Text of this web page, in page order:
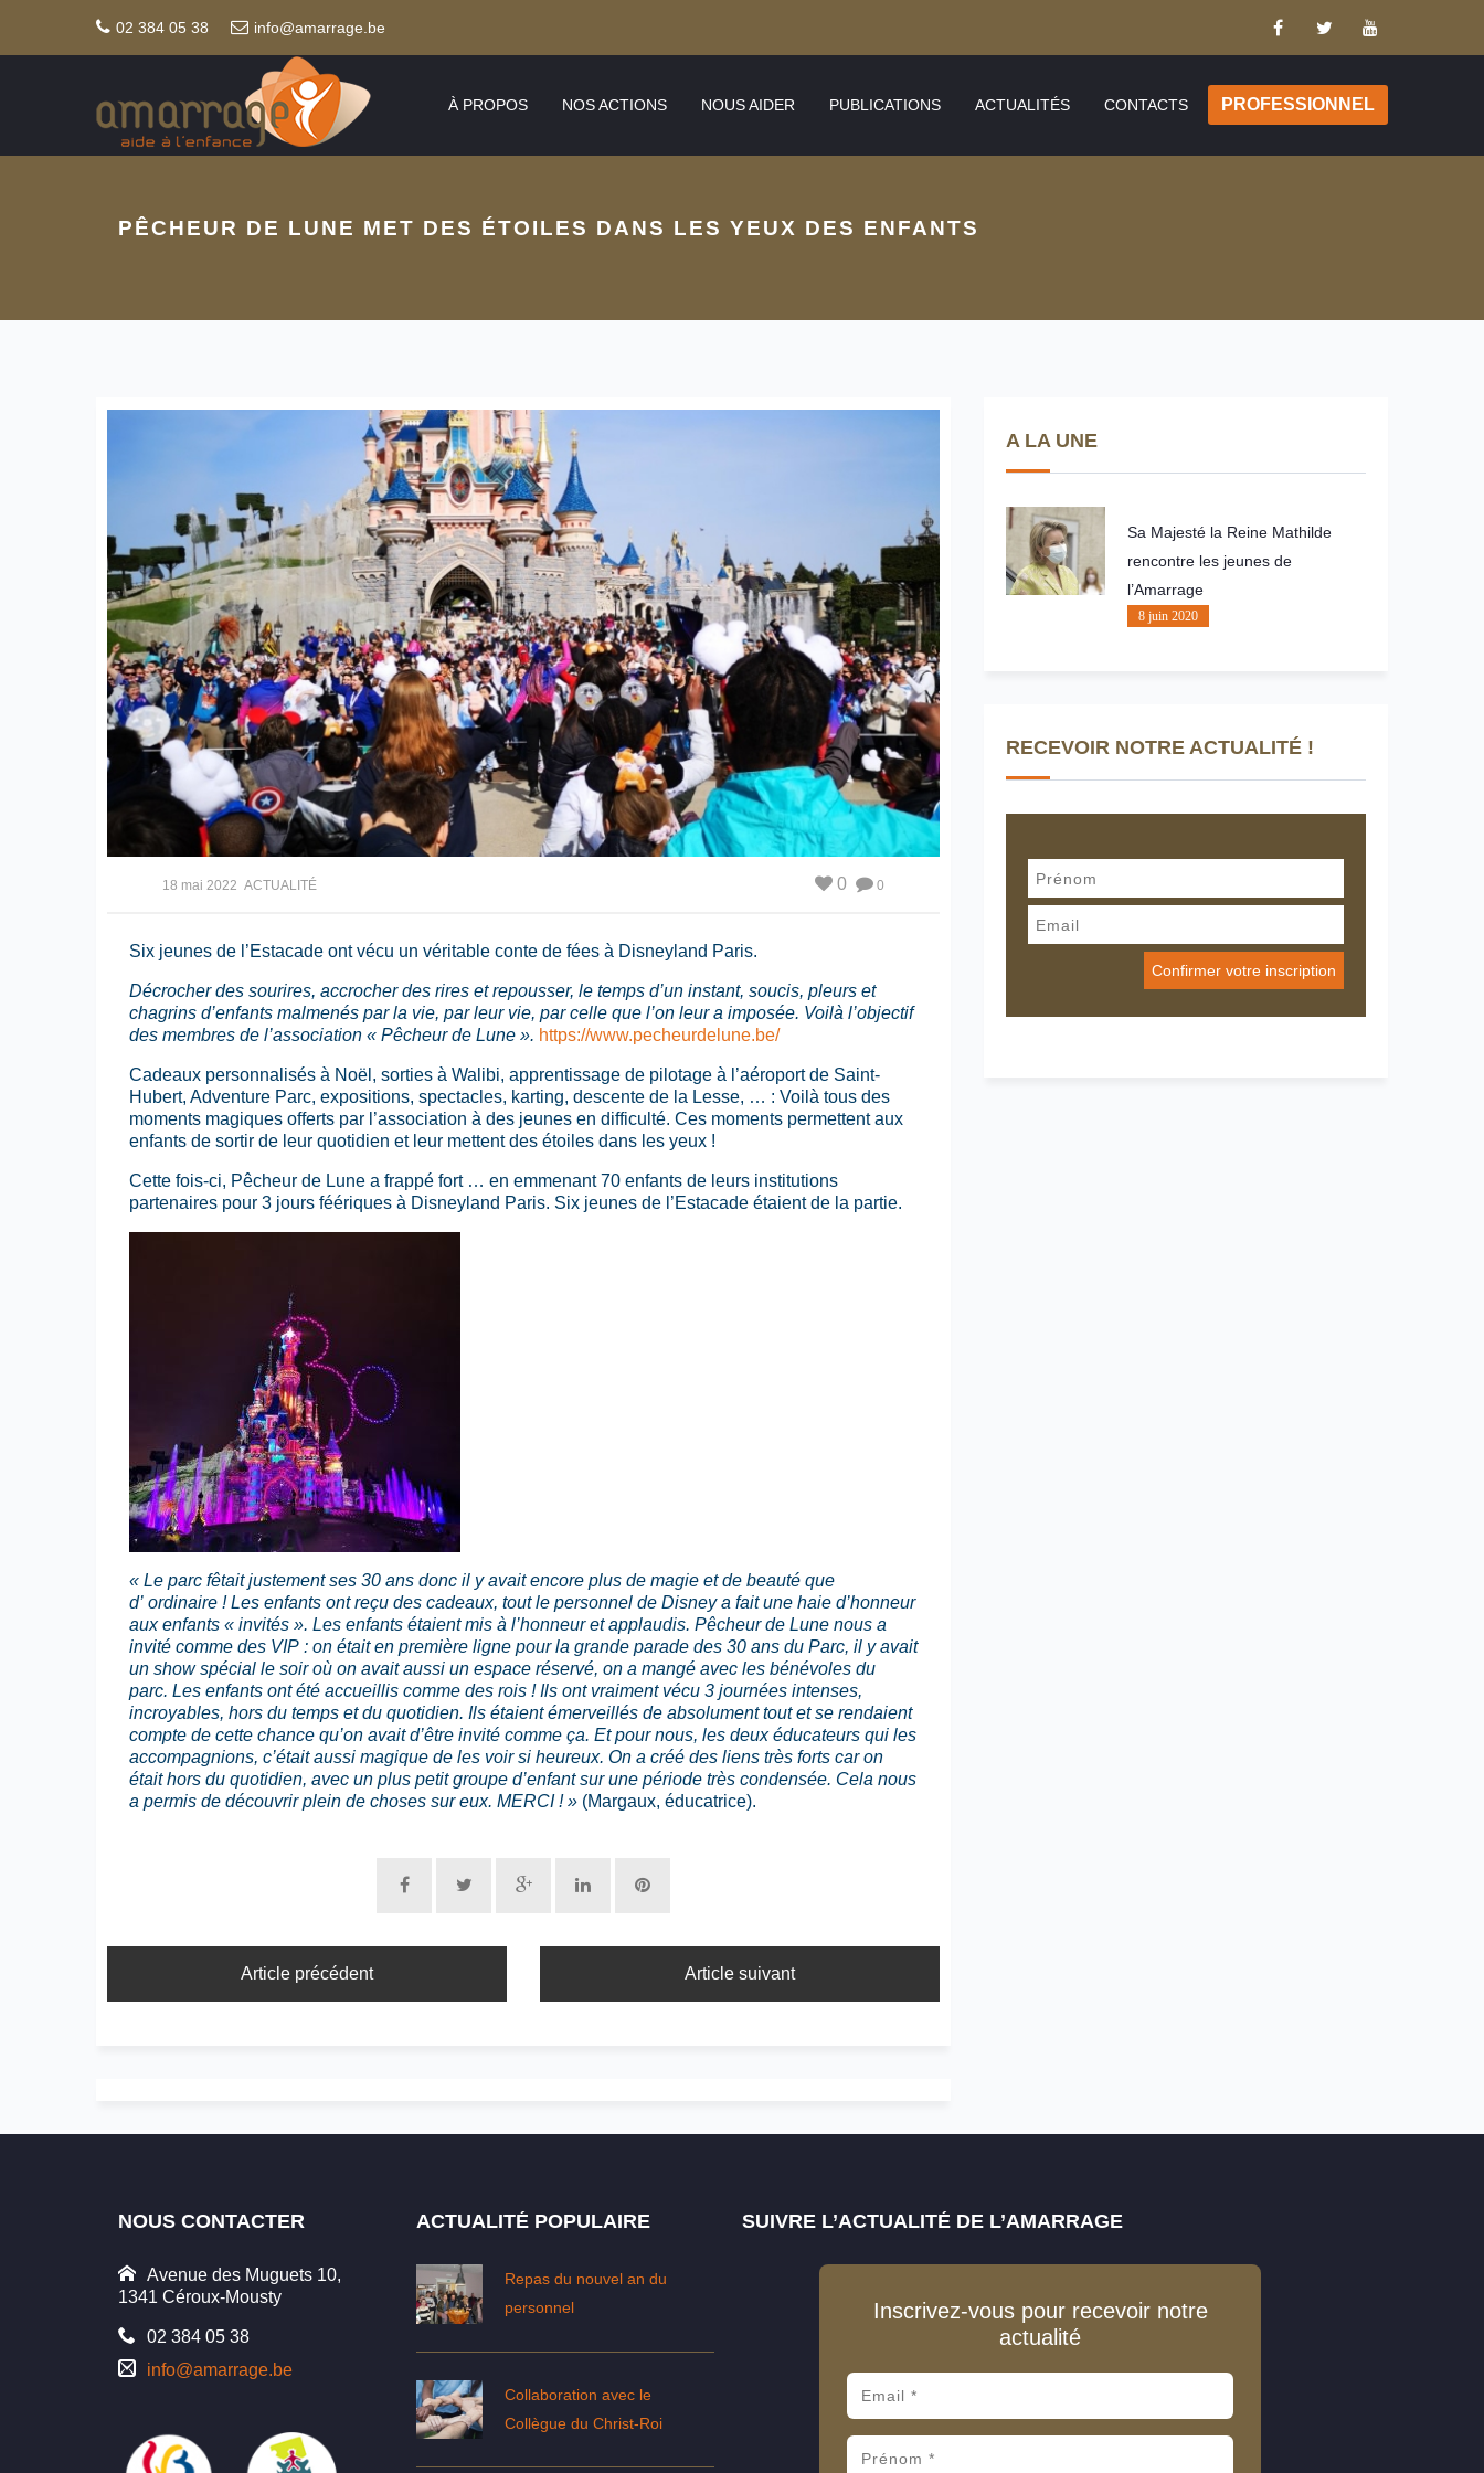
02 384 05 38 info@amarrage.be
À PROPOS NOS ACTIONS NOUS AIDER PUBLICATIONS ACTUALITÉS CONTACTS PROFESSIONNEL
PÊCHEUR DE LUNE MET DES ÉTOILES DANS LES YEUX DES ENFANTS
18 mai 2022 ACTUALITÉ 0
0
Six jeunes de l’Estacade ont vécu un véritable conte de fées à Disneyland Paris.
Décrocher des sourires, accrocher des rires et repousser, le temps d’un instant, soucis, pleurs et
chagrins d’enfants malmenés par la vie, par leur vie, par celle que l’on leur a imposée. Voilà l’objectif
des membres de l’association « Pêcheur de Lune ». https://www.pecheurdelune.be/
Cadeaux personnalisés à Noël, sorties à Walibi, apprentissage de pilotage à l’aéroport de Saint-
Hubert, Adventure Parc, expositions, spectacles, karting, descente de la Lesse, … : Voilà tous des
moments magiques offerts par l’association à des jeunes en difficulté. Ces moments permettent aux
enfants de sortir de leur quotidien et leur mettent des étoiles dans les yeux !
Cette fois-ci, Pêcheur de Lune a frappé fort … en emmenant 70 enfants de leurs institutions
partenaires pour 3 jours féériques à Disneyland Paris. Six jeunes de l’Estacade étaient de la partie.
« Le parc fêtait justement ses 30 ans donc il y avait encore plus de magie et de beauté que
d’ ordinaire ! Les enfants ont reçu des cadeaux, tout le personnel de Disney a fait une haie d’honneur
aux enfants « invités ». Les enfants étaient mis à l’honneur et applaudis. Pêcheur de Lune nous a
invité comme des VIP : on était en première ligne pour la grande parade des 30 ans du Parc, il y avait
un show spécial le soir où on avait aussi un espace réservé, on a mangé avec les bénévoles du
parc. Les enfants ont été accueillis comme des rois ! Ils ont vraiment vécu 3 journées intenses,
incroyables, hors du temps et du quotidien. Ils étaient émerveillés de absolument tout et se rendaient
compte de cette chance qu’on avait d’être invité comme ça. Et pour nous, les deux éducateurs qui les
accompagnions, c’était aussi magique de les voir si heureux. On a créé des liens très forts car on
était hors du quotidien, avec un plus petit groupe d’enfant sur une période très condensée. Cela nous
a permis de découvrir plein de choses sur eux. MERCI ! » (Margaux, éducatrice).
Article précédent Article suivant
A LA UNE
Sa Majesté la Reine Mathilde
rencontre les jeunes de
l’Amarrage
8 juin 2020
RECEVOIR NOTRE ACTUALITÉ !
NOUS CONTACTER
Avenue des Muguets 10,
1341 Céroux-Mousty
02 384 05 38
info@amarrage.be
ACTUALITÉ POPULAIRE
Repas du nouvel an du
personnel
Collaboration avec le
Collègue du Christ-Roi
SUIVRE L’ACTUALITÉ DE L’AMARRAGE
Inscrivez-vous pour recevoir notre
actualité